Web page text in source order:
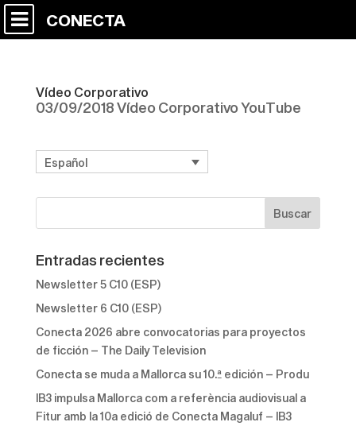
CONECTA
Vídeo Corporativo
03/09/2018 Vídeo Corporativo YouTube
Español
Entradas recientes
Newsletter 5 C10 (ESP)
Newsletter 6 C10 (ESP)
Conecta 2026 abre convocatorias para proyectos
de ficción – The Daily Television
Conecta se muda a Mallorca su 10.ª edición – Produ
IB3 impulsa Mallorca com a referència audiovisual a
Fitur amb la 10a edició de Conecta Magaluf – IB3